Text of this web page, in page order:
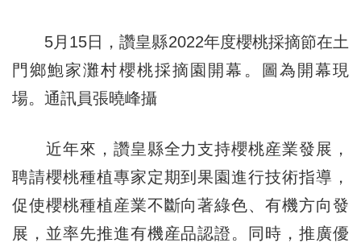
5月15日，讚皇縣2022年度櫻桃採摘節在土
門鄉鮑家灘村櫻桃採摘園開幕。圖為開幕現
場。通訊員張曉峰攝
近年來，讚皇縣全力支持櫻桃産業發展，
聘請櫻桃種植專家定期到果園進行技術指導，
促使櫻桃種植産業不斷向著綠色、有機方向發
展，並率先推進有機産品認證。同時，推廣優